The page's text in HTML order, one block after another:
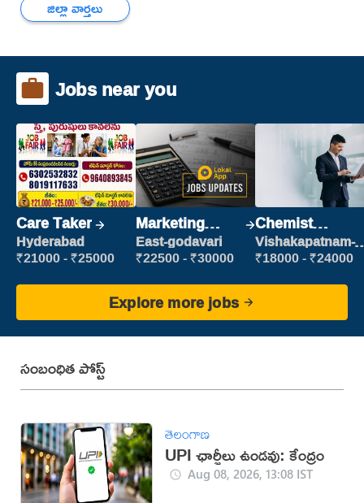
జిల్లా వార్తలు
Jobs near you
Care Taker
Hyderabad
₹21000 - ₹25000
Marketing
Executive
East-godavari
₹22500 - ₹30000
Chemist
Production
Executive
Vishakapatnam-
new
₹18000 - ₹24000
Explore more jobs
సంబంధిత పోస్ట్
తెలంగాణ
UPI ఛార్జీలు ఉండవు: కేంద్రం
Aug 08, 2026, 13:08 IST